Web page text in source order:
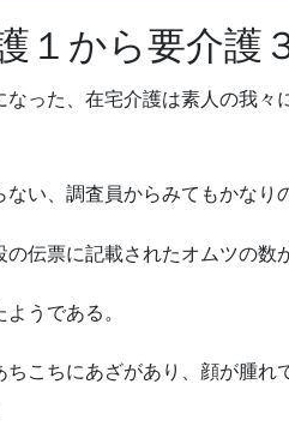
１から要介護
った、在宅介護は素人の我々
い、調査員からみてもかなり
伝票に記載されたオムツの数
うである。
こちにあざがあり、顔が腫れ